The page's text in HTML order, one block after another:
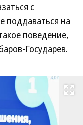
с
поддаваться на
поведение,
Государев.
Развернуть